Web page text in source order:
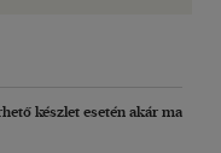
készlet esetén akár ma